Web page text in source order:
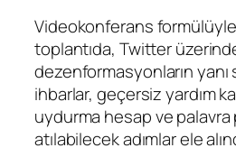
Videokonferans formülüyle
toplantıda, Twitter
dezenformasyonların yanı
ihbarlar, geçersiz yardım
uydurma hesap ve palavra
atılabilecek adımlar ele